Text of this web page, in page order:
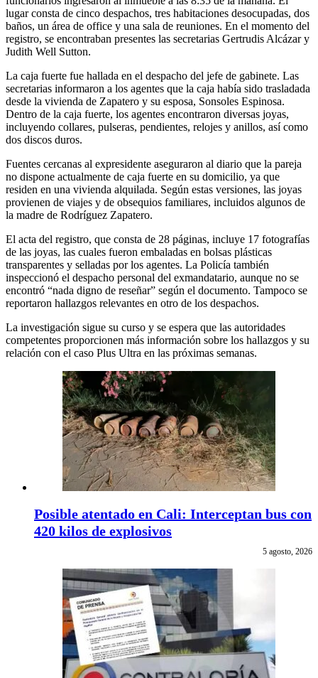
lugar consta de cinco despachos, tres habitaciones desocupadas, dos
baños, un área de office y una sala de reuniones. En el momento del
registro, se encontraban presentes las secretarias Gertrudis Alcázar y
Judith Well Sutton.
La caja fuerte fue hallada en el despacho del jefe de gabinete. Las
secretarias informaron a los agentes que la caja había sido trasladada
desde la vivienda de Zapatero y su esposa, Sonsoles Espinosa.
Dentro de la caja fuerte, los agentes encontraron diversas joyas,
incluyendo collares, pulseras, pendientes, relojes y anillos, así como
dos discos duros.
Fuentes cercanas al expresidente aseguraron al diario que la pareja
no dispone actualmente de caja fuerte en su domicilio, ya que
residen en una vivienda alquilada. Según estas versiones, las joyas
provienen de viajes y de obsequios familiares, incluidos algunos de
la madre de Rodríguez Zapatero.
El acta del registro, que consta de 28 páginas, incluye 17 fotografías
de las joyas, las cuales fueron embaladas en bolsas plásticas
transparentes y selladas por los agentes. La Policía también
inspeccionó el despacho personal del exmandatario, aunque no se
encontró “nada digno de reseñar” según el documento. Tampoco se
reportaron hallazgos relevantes en otro de los despachos.
La investigación sigue su curso y se espera que las autoridades
competentes proporcionen más información sobre los hallazgos y su
relación con el caso Plus Ultra en las próximas semanas.
Posible atentado en Cali: Interceptan bus con
420 kilos de explosivos
5 agosto, 2026